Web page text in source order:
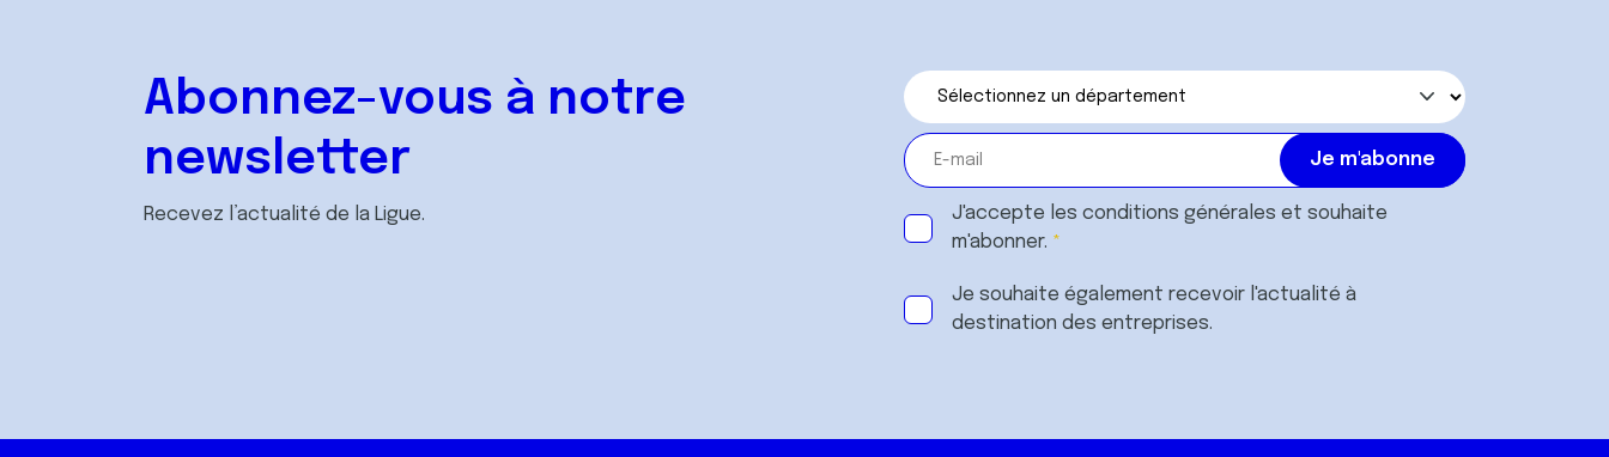
Abonnez-vous à notre
newsletter
Recevez l’actualité de la Ligue. J'accepte les conditions générales et souhaite
m'abonner.
Je souhaite également recevoir l'actualité à
destination des entreprises.